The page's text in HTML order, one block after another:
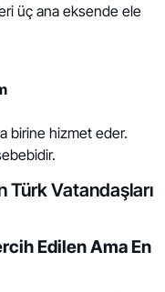
üç ana eksende ele
birine hizmet eder.
Türk Vatandaşları
Edilen Ama En